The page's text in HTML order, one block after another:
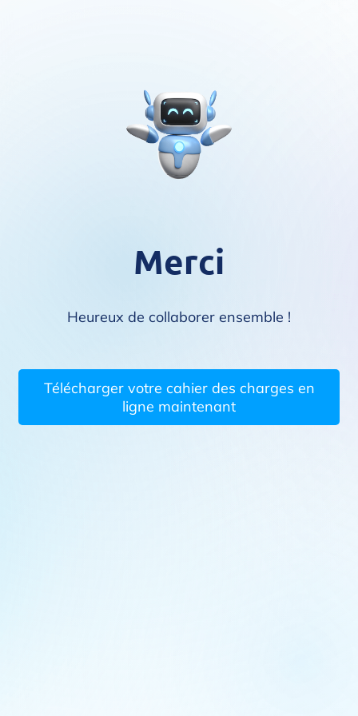
Merci
Heureux de collaborer ensemble !
Télécharger votre cahier des charges en
ligne maintenant